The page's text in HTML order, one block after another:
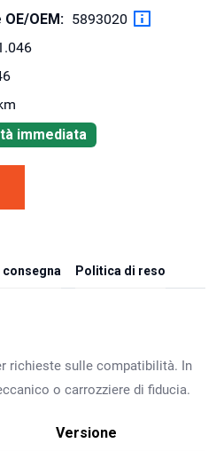
OEM: 5893020
immediata
Politica di reso
richieste sulle compatibilità. In
o carrozziere di fiducia.
Versione